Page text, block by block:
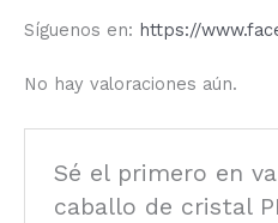
Síguenos en: https://
No hay valoraciones aún.
Sé el primero en
caballo de cristal